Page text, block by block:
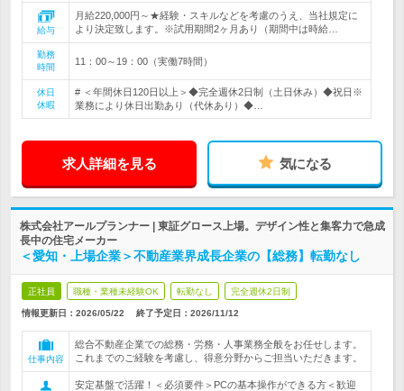
給与
月給220,000円～★経験・スキルなどを考慮のうえ、当社規定に
より決定致します。※試用期間2ヶ月あり（期間中は時給…
勤務
時間
11：00～19：00（実働7時間）
休日
休暇
# ＜年間休日120日以上＞◆完全週休2日制（土日休み）◆祝日※
業務により休日出勤あり（代休あり）◆…
求人詳細を見る 気になる
株式会社アールプランナー | 東証グロース上場。デザイン性と集客力で急成
長中の住宅メーカー
＜愛知・上場企業＞不動産業界成長企業の【総務】転勤なし
正社員 職種・業種未経験OK 転勤なし 完全週休2日制
情報更新日：2026/05/22 終了予定日： 2026/11/12
仕事内容
総合不動産企業での総務・労務・人事業務全般をお任せします。
これまでのご経験を考慮し、得意分野からご担当いただきます。
安定基盤で活躍！＜必須要件＞PCの基本操作ができる方＜歓迎